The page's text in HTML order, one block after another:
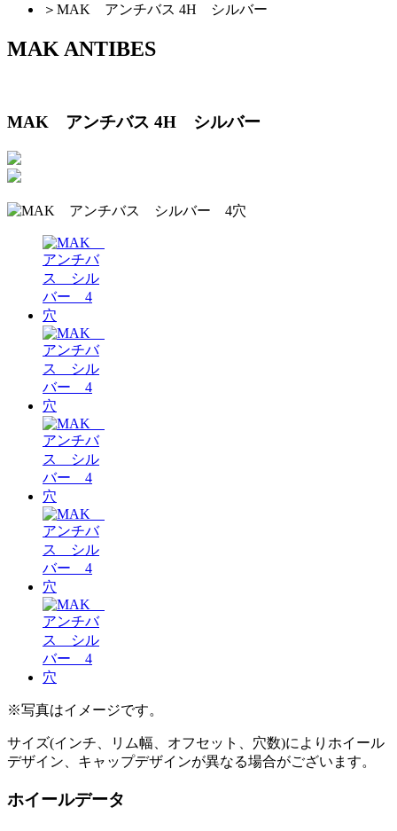
＞ MAK アンチバス 4H シルバー
MAK ANTIBES
MAK アンチバス 4H シルバー
※写真はイメージです。
サイズ(インチ、リム幅、オフセット、穴数)によりホイール
デザイン、キャップデザインが異なる場合がございます。
ホイールデータ